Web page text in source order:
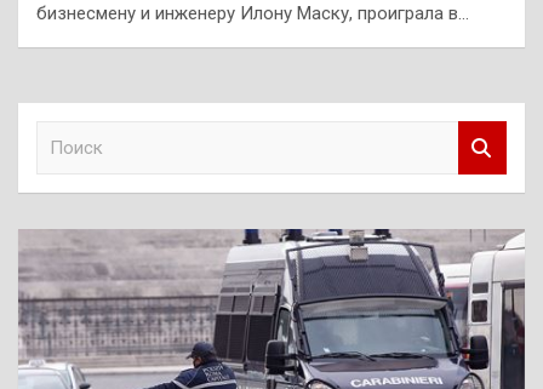
бизнесмену и инженеру Илону Маску, проиграла в…
к